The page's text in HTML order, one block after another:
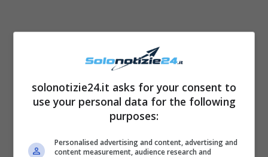
LEGGI ANCHE ->
matrimonio a sorpresa: come si
è presentata la dama di Uomini e
Donne
solonotizie24.it asks for your consent to
use your personal data for the following
purposes:
Personalised advertising and content, advertising and
content measurement, audience research and